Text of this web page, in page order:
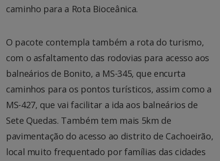
caminho para a Rota Bioceânica.
O pacote contempla também a rota do turismo,
com o asfaltamento das rodovias para acesso aos
balneários de Bonito, a MS-345, que encurta
caminhos para os pontos turísticos, assim como a
MS-427, que vai facilitar a ida aos balneários de
Sete Quedas. Também tem mais 5km de
pavimentação do acesso ao distrito de Cachoeirão,
local muito frequentado por famílias das cidades